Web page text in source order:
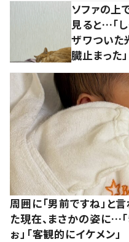
ソファの上
見ると…「
ザワついた
臓止まった
周囲に「男前ですね」と
た現在、まさかの姿に…「
ぉ」「客観的にイケメン」